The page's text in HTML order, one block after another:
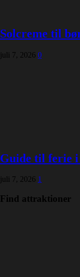
Solcreme til
juli 7, 2026 0
Guide til ferie
juli 7, 2026 1
Find attraktioner